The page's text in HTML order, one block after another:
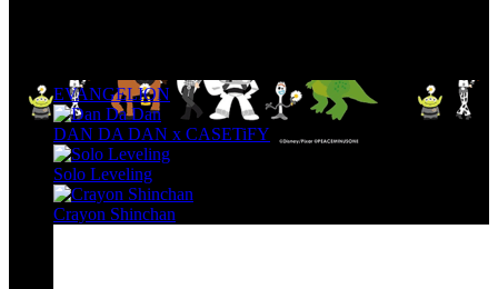
EVANGELION
DAN DA DAN x CASETiFY
Solo Leveling
Crayon Shinchan